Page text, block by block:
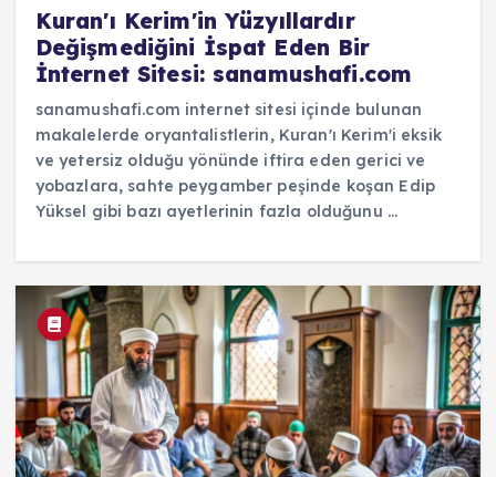
Kuran'ı Kerim'in Yüzyıllardır
Değişmediğini İspat Eden Bir
İnternet Sitesi: sanamushafi.com
sanamushafi.com internet sitesi içinde bulunan
makalelerde oryantalistlerin, Kuran'ı Kerim'i eksik
ve yetersiz olduğu yönünde iftira eden gerici ve
yobazlara, sahte peygamber peşinde koşan Edip
Yüksel gibi bazı ayetlerinin fazla olduğunu ...